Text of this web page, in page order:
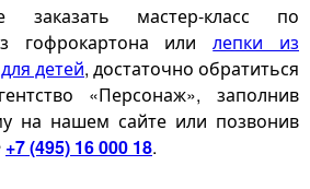
мастер-класс по
гофрокартона илилепки из
детей, достаточно обратиться
«Персонаж», заполнив
на нашем сайте или позвонив
+7 (495) 16 000 18.